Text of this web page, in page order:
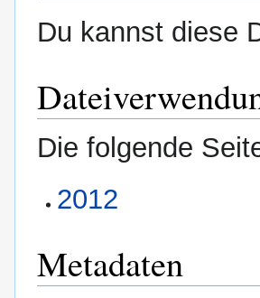
Du kannst diese
Die folgende
2012
Metadaten